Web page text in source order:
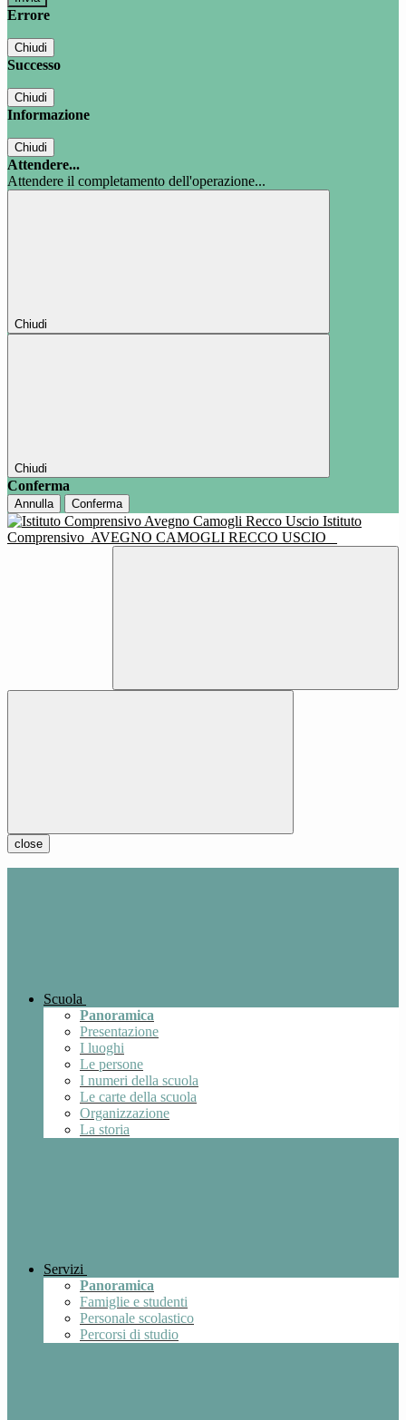
Errore
Chiudi
Successo
Chiudi
Informazione
Chiudi
Attendere...
Attendere il completamento dell'operazione...
Chiudi
Chiudi
Conferma
Annulla Conferma
Istituto
Comprensivo AVEGNO CAMOGLI RECCO USCIO
close
Scuola
Panoramica
Presentazione
I luoghi
Le persone
I numeri della scuola
Le carte della scuola
Organizzazione
La storia
Servizi
Panoramica
Famiglie e studenti
Personale scolastico
Percorsi di studio